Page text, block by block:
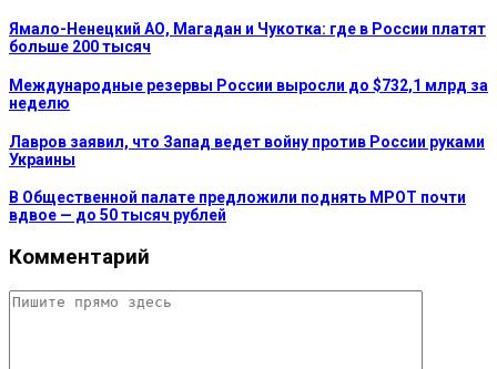
Ямало-Ненецкий АО, Магадан и Чукотка: где в России платят
больше 200 тысяч
Международные резервы России выросли до $732,1 млрд за
неделю
Лавров заявил, что Запад ведет войну против России руками
Украины
В Общественной палате предложили поднять МРОТ почти
вдвое — до 50 тысяч рублей
Комментарий